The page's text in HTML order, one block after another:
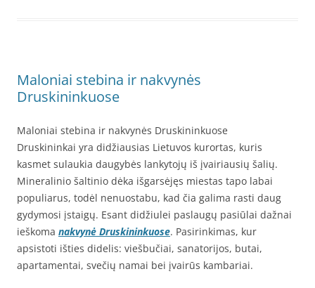
Maloniai stebina ir nakvynės
Druskininkuose
Maloniai stebina ir nakvynės Druskininkuose
Druskininkai yra didžiausias Lietuvos kurortas, kuris
kasmet sulaukia daugybės lankytojų iš įvairiausių šalių.
Mineralinio šaltinio dėka išgarsėjęs miestas tapo labai
populiarus, todėl nenuostabu, kad čia galima rasti daug
gydymosi įstaigų. Esant didžiulei paslaugų pasiūlai dažnai
ieškoma nakvynė Druskininkuose. Pasirinkimas, kur
apsistoti išties didelis: viešbučiai, sanatorijos, butai,
apartamentai, svečių namai bei įvairūs kambariai.